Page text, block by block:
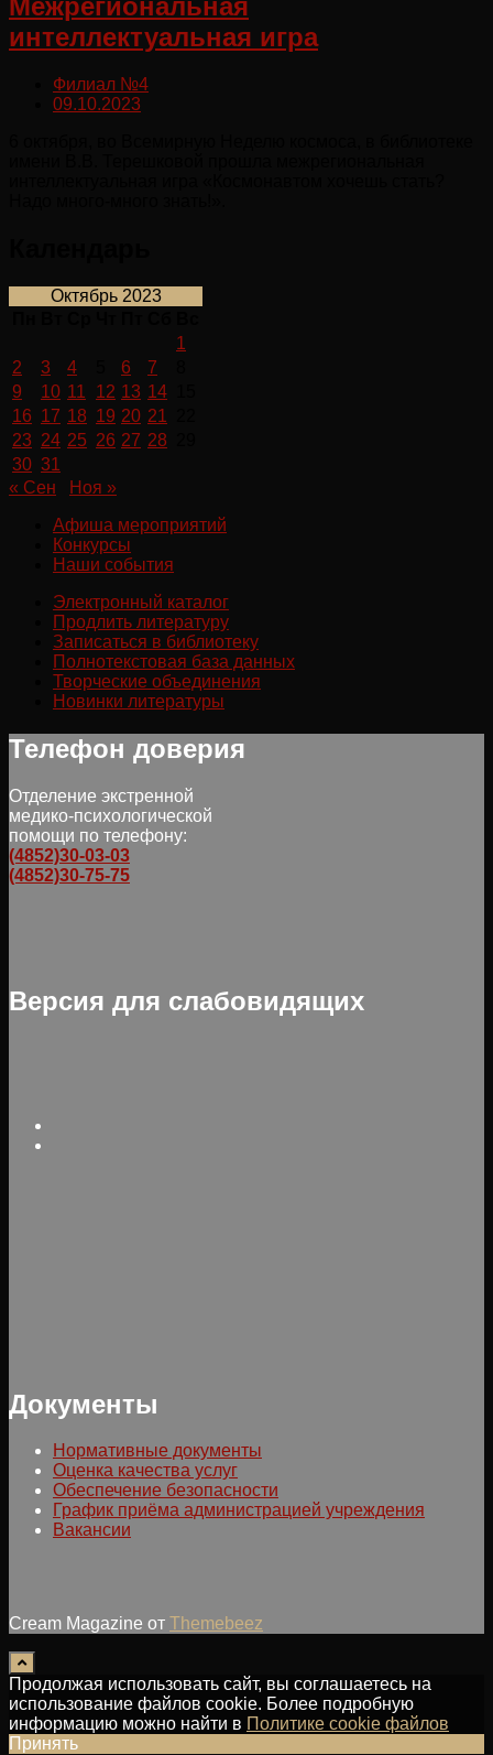
Межрегиональная
интеллектуальная игра
Филиал №4
09.10.2023
Октябрь 2023
1
2
3 4 6 7
9
10 11 12 13 14
16 17 18 19 20 21
23 24 25 26 27 28
30 31
« Сен
Ноя »
Афиша мероприятий
Конкурсы
Наши события
Электронный каталог
Продлить литературу
Записаться в библиотеку
Полнотекстовая база данных
Творческие объединения
Новинки литературы
Телефон доверия
Отделение экстренной
медико-психологической
помощи по телефону:
(4852)30-03-03
(4852)30-75-75
Версия для слабовидящих
Документы
Нормативные документы
Оценка качества услуг
Обеспечение безопасности
График приёма администрацией учреждения
Вакансии
Cream Magazine от Themebeez
Продолжая использовать сайт, вы соглашаетесь на
использование файлов cookie. Более подробную
информацию можно найти в Политике cookie файлов
Принять